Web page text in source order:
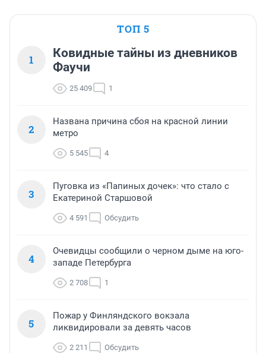
ТОП 5
1
Ковидные тайны из дневников
Фаучи
25 409 1
2
Названа причина сбоя на красной линии
метро
5 545 4
3
Пуговка из «Папиных дочек»: что стало с
Екатериной Старшовой
4 591 Обсудить
4
Очевидцы сообщили о черном дыме на юго-
западе Петербурга
2 708 1
5
Пожар у Финляндского вокзала
ликвидировали за девять часов
2 211 Обсудить